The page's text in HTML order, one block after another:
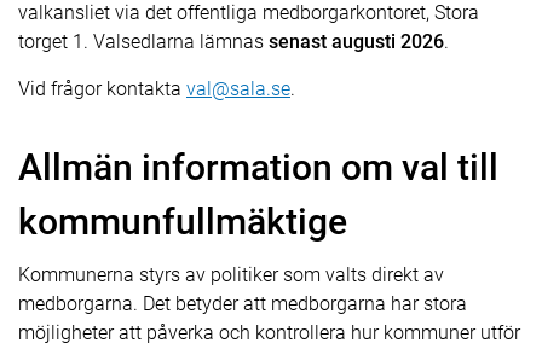
valkansliet via det offentliga medborgarkontoret, Stora
torget 1. Valsedlarna lämnas senast augusti 2026.
Vid frågor kontakta val@sala.se.
Allmän information om val till
kommunfullmäktige
Kommunerna styrs av politiker som valts direkt av
medborgarna. Det betyder att medborgarna har stora
möjligheter att påverka och kontrollera hur kommuner utför